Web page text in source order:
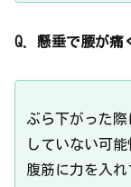
Q. 懸垂で腰が痛
ぶら下がった
していない可能
腹筋に力を入